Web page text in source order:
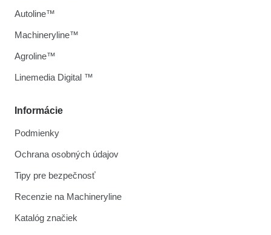
Informácie
Podmienky
Ochrana osobných údajov
Tipy pre bezpečnosť
Recenzie na Machineryline
Katalóg značiek
Autoline™
Machineryline™
Agroline™
Linemedia Digital ™